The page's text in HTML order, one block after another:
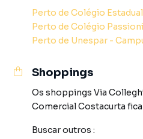
Celebrações & Alta
sofisticado e um elegante
equipado para suas recepções;
perfeitamente estruturada
seguro;
mobiliada para
Perto de Colégio
Perto de Colégio
Perto de Unespar -
Shoppings
Os shoppings Via
Comercial Costacurta
Buscar outros :